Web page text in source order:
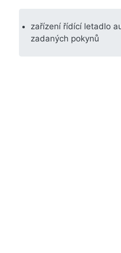
zařízení řídící letadlo
zadaných pokynů